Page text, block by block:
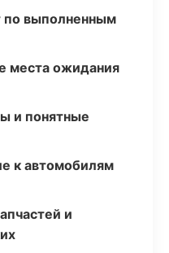
по выполненным
места ожидания
и понятные
к автомобилям
и